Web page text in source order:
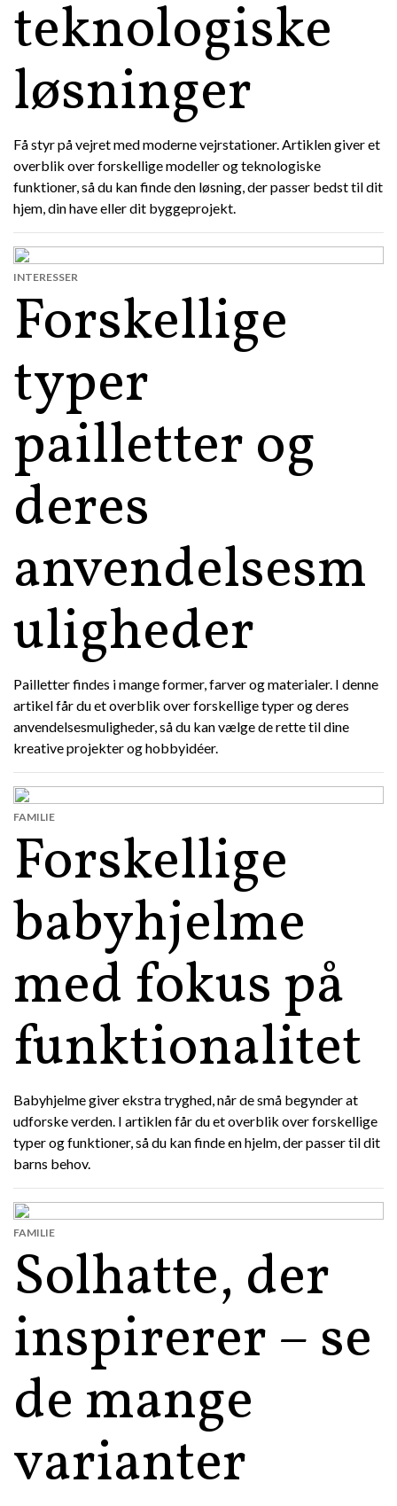
teknologiske
løsninger
Få styr på vejret med moderne vejrstationer. Artiklen giver et
overblik over forskellige modeller og teknologiske
funktioner, så du kan finde den løsning, der passer bedst til dit
hjem, din have eller dit byggeprojekt.
Forskellige
typer
pailletter og
deres
anvendelsesm
uligheder
INTERESSER
Pailletter findes i mange former, farver og materialer. I denne
artikel får du et overblik over forskellige typer og deres
anvendelsesmuligheder, så du kan vælge de rette til dine
kreative projekter og hobbyidéer.
Forskellige
babyhjelme
med fokus på
funktionalitet
FAMILIE
Babyhjelme giver ekstra tryghed, når de små begynder at
udforske verden. I artiklen får du et overblik over forskellige
typer og funktioner, så du kan finde en hjelm, der passer til dit
barns behov.
Solhatte, der
inspirerer – se
de mange
varianter
FAMILIE